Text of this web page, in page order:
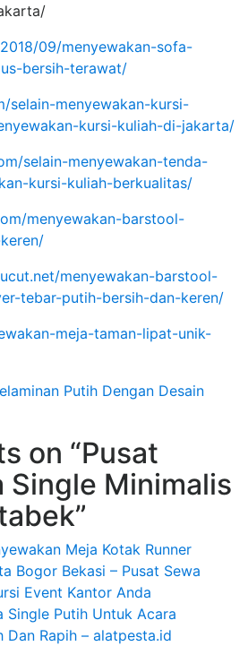
09/menyewakan-sofa-
bersih-terawat/
selain-menyewakan-kursi-
kursi-kuliah-di-jakarta/
selain-menyewakan-tenda-
kursi-kuliah-berkualitas/
menyewakan-barstool-
menyewakan-barstool-
tebar-putih-bersih-dan-keren/
meja-taman-lipat-unik-
Putih Dengan Desain
on “Pusat
Single Minimalis
Meja Kotak Runner
Bogor Bekasi – Pusat Sewa
Event Kantor Anda
Single Putih Untuk Acara
Dan Rapih – alatpesta.id